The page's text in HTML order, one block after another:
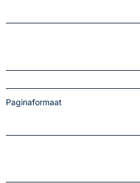
Paginaformaat